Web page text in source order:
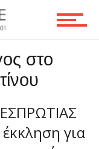
στο
για